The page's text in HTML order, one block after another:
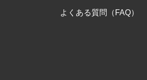
よくある質問（FAQ）